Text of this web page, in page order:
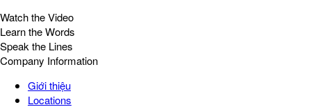
Watch the Video
Learn the Words
Speak the Lines
Company Information
Giới thiệu
Locations